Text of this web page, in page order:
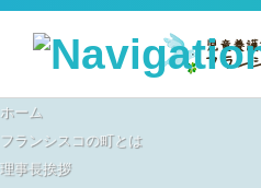
コンテンツに移動
ホーム
フランシスコの町とは
理事長挨拶